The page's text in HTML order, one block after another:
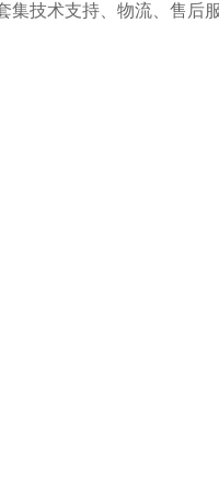
集技术支持、物流、售后